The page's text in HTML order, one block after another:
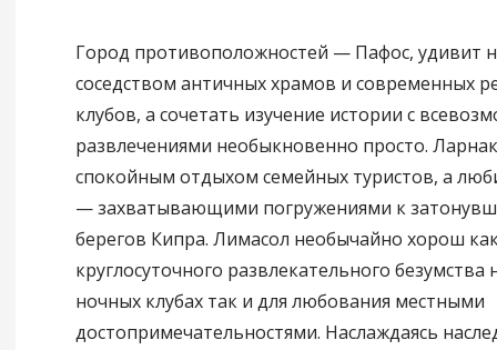
Город противоположностей — Пафос, удивит
соседством античных храмов и современных
клубов, а сочетать изучение истории с
развлечениями необыкновенно просто.
спокойным отдыхом семейных туристов, а
— захватывающими погружениями к
берегов Кипра. Лимасол необычайно хорош
круглосуточного развлекательного безумства
ночных клубах так и для любования местными
достопримечательностями. Наслаждаясь